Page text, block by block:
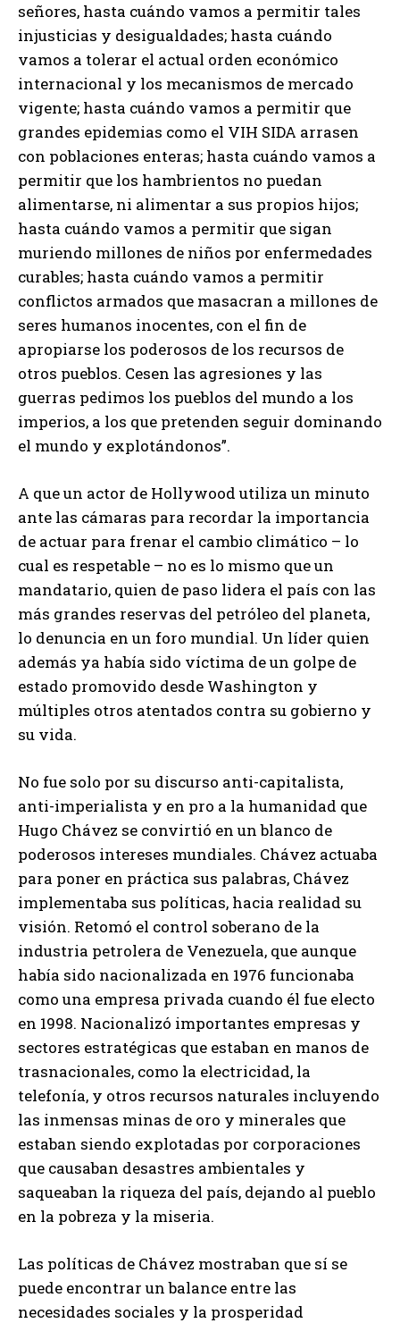
señores, hasta cuándo vamos a permitir tales
injusticias y desigualdades; hasta cuándo
vamos a tolerar el actual orden económico
internacional y los mecanismos de mercado
vigente; hasta cuándo vamos a permitir que
grandes epidemias como el VIH SIDA arrasen
con poblaciones enteras; hasta cuándo vamos a
permitir que los hambrientos no puedan
alimentarse, ni alimentar a sus propios hijos;
hasta cuándo vamos a permitir que sigan
muriendo millones de niños por enfermedades
curables; hasta cuándo vamos a permitir
conflictos armados que masacran a millones de
seres humanos inocentes, con el fin de
apropiarse los poderosos de los recursos de
otros pueblos. Cesen las agresiones y las
guerras pedimos los pueblos del mundo a los
imperios, a los que pretenden seguir dominando
el mundo y explotándonos”.
A que un actor de Hollywood utiliza un minuto
ante las cámaras para recordar la importancia
de actuar para frenar el cambio climático – lo
cual es respetable – no es lo mismo que un
mandatario, quien de paso lidera el país con las
más grandes reservas del petróleo del planeta,
lo denuncia en un foro mundial. Un líder quien
además ya había sido víctima de un golpe de
estado promovido desde Washington y
múltiples otros atentados contra su gobierno y
su vida.
No fue solo por su discurso anti-capitalista,
anti-imperialista y en pro a la humanidad que
Hugo Chávez se convirtió en un blanco de
poderosos intereses mundiales. Chávez actuaba
para poner en práctica sus palabras, Chávez
implementaba sus políticas, hacia realidad su
visión. Retomó el control soberano de la
industria petrolera de Venezuela, que aunque
había sido nacionalizada en 1976 funcionaba
como una empresa privada cuando él fue electo
en 1998. Nacionalizó importantes empresas y
sectores estratégicas que estaban en manos de
trasnacionales, como la electricidad, la
telefonía, y otros recursos naturales incluyendo
las inmensas minas de oro y minerales que
estaban siendo explotadas por corporaciones
que causaban desastres ambientales y
saqueaban la riqueza del país, dejando al pueblo
en la pobreza y la miseria.
Las políticas de Chávez mostraban que sí se
puede encontrar un balance entre las
necesidades sociales y la prosperidad